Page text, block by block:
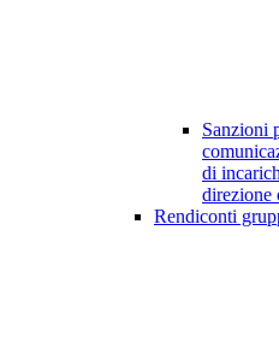
Sanzioni
di
direzione
Rendiconti